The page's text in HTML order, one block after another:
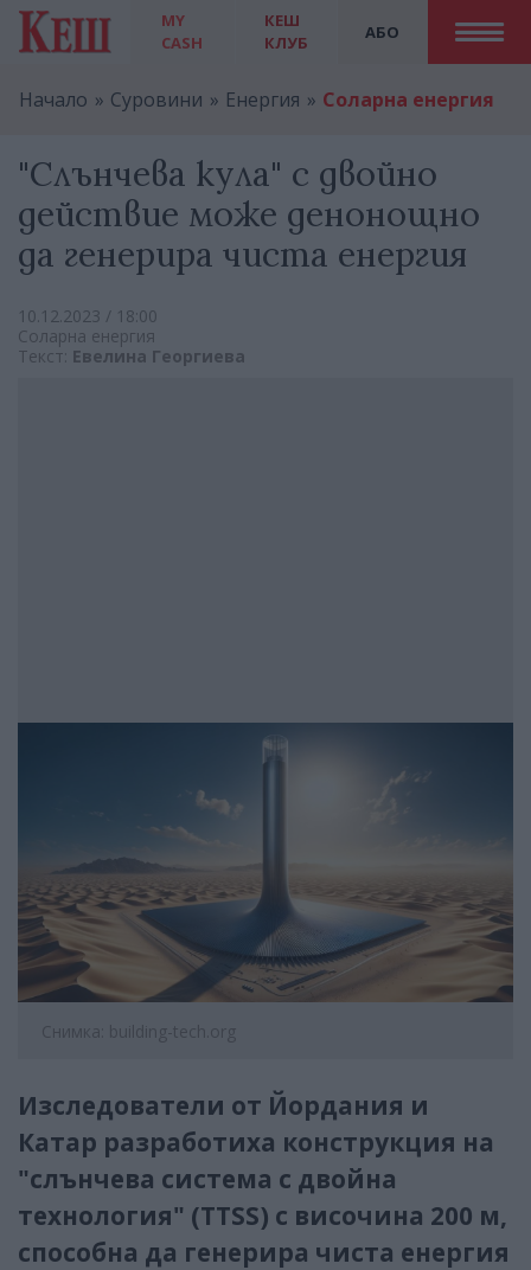
MY
CASH
АБО
КЕШ
КЛУБ
Начало Суровини Енергия Соларна енергия
"Слънчева кула" с двойно
действие може денонощно
да генерира чиста енергия
10.12.2023 / 18:00
Соларна енергия
Текст: Евелина Георгиева
Снимка: building-tech.org
Изследователи от Йордания и
Катар разработиха конструкция на
"слънчева система с двойна
технология" (TTSS) с височина 200 м,
способна да генерира чиста енергия